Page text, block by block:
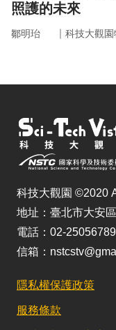
照護的未來
鄒明珆 ｜ 科技大觀
科技大觀園 ©2020
地址：臺北市大安
電話：02-
信箱：
隱私權保護政策
服務條款